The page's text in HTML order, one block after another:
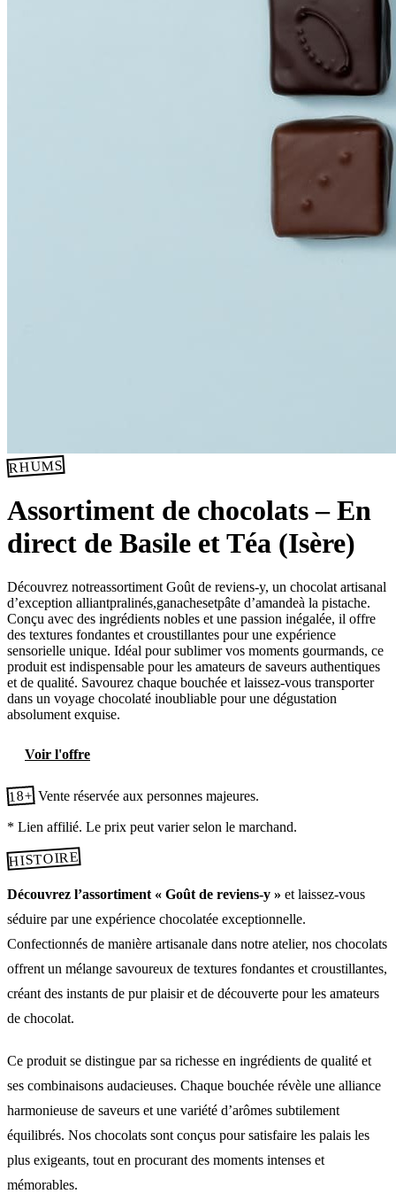
RHUMS
Assortiment de chocolats – En
direct de Basile et Téa (Isère)
Découvrez notreassortiment Goût de reviens-y, un chocolat artisanal
d’exception alliantpralinés,ganachesetpâte d’amandeà la pistache.
Conçu avec des ingrédients nobles et une passion inégalée, il offre
des textures fondantes et croustillantes pour une expérience
sensorielle unique. Idéal pour sublimer vos moments gourmands, ce
produit est indispensable pour les amateurs de saveurs authentiques
et de qualité. Savourez chaque bouchée et laissez-vous transporter
dans un voyage chocolaté inoubliable pour une dégustation
absolument exquise.
Voir l'offre
18+ Vente réservée aux personnes majeures.
* Lien affilié. Le prix peut varier selon le marchand.
HISTOIRE
Découvrez l’assortiment « Goût de reviens-y » et laissez-vous
séduire par une expérience chocolatée exceptionnelle.
Confectionnés de manière artisanale dans notre atelier, nos chocolats
offrent un mélange savoureux de textures fondantes et croustillantes,
créant des instants de pur plaisir et de découverte pour les amateurs
de chocolat.
Ce produit se distingue par sa richesse en ingrédients de qualité et
ses combinaisons audacieuses. Chaque bouchée révèle une alliance
harmonieuse de saveurs et une variété d’arômes subtilement
équilibrés. Nos chocolats sont conçus pour satisfaire les palais les
plus exigeants, tout en procurant des moments intenses et
mémorables.